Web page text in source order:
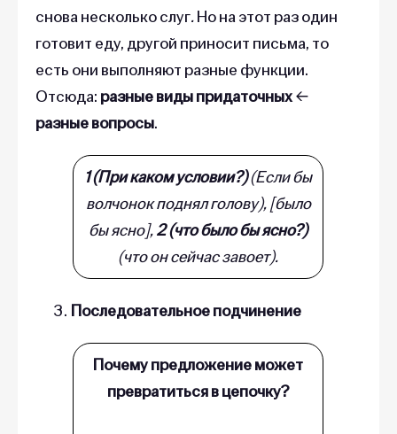
снова несколько слуг.Но на этот раз один
готовит еду, другой приносит письма, то
есть они выполняют разные функции.
Отсюда: разныевиды придаточных←
разныевопросы.
1 (При каком условии?)(Если бы
волчонок поднял голову), [было
бы ясно],2 (что было бы ясно?)
(что он сейчас завоет).
Последовательное подчинение
Почему предложение может
превратиться в цепочку?